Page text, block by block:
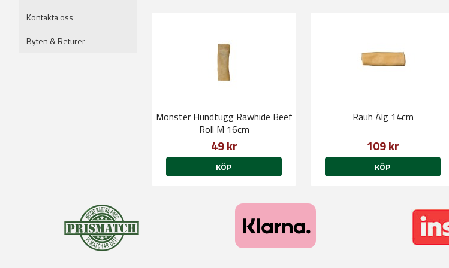
Kontakta oss
Byten & Returer
Monster Hundtugg Rawhide Beef
Roll M 16cm
49 kr
KÖP
Rauh Älg 14cm
109 kr
KÖP